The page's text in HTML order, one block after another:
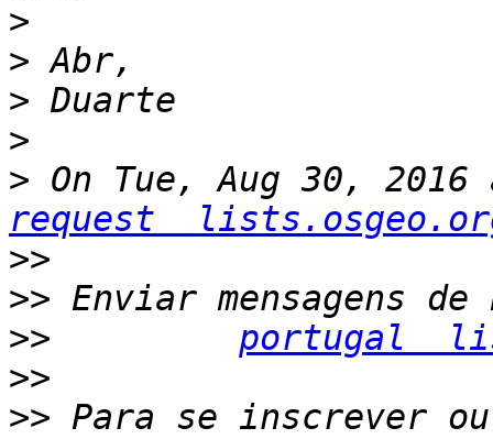
>
>
>
>
> On Tue, Aug 30, 2016
request
>>
>>
>>
portugal
>>
>> Para se inscrever